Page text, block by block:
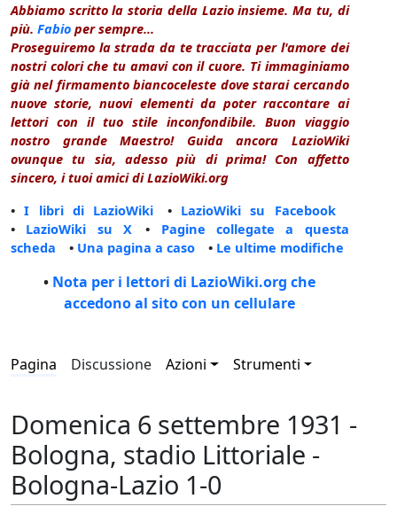
Abbiamo scritto la storia della Lazio insieme. Ma tu, di
più. Fabio per sempre...
Proseguiremo la strada da te tracciata per l'amore dei
nostri colori che tu amavi con il cuore. Ti immaginiamo
già nel firmamento biancoceleste dove starai cercando
nuove storie, nuovi elementi da poter raccontare ai
lettori con il tuo stile inconfondibile. Buon viaggio
nostro grande Maestro! Guida ancora LazioWiki
ovunque tu sia, adesso più di prima! Con affetto
sincero, i tuoi amici di LazioWiki.org
•I libri di LazioWiki • LazioWiki su Facebook
• LazioWiki su X • Pagine collegate a questa
scheda • Una pagina a caso • Le ultime modifiche
• Nota per i lettori di LazioWiki.org che
accedono al sito con un cellulare
Pagina Discussione Azioni Strumenti
Domenica 6 settembre 1931 -
Bologna, stadio Littoriale -
Bologna-Lazio 1-0